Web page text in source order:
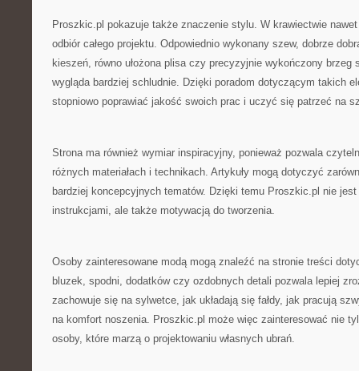
Proszkic.pl pokazuje także znaczenie stylu. W krawiectwie
odbiór całego projektu. Odpowiednio wykonany szew, dobrze
kieszeń, równo ułożona plisa czy precyzyjnie wykończony brzeg
wygląda bardziej schludnie. Dzięki poradom dotyczącym takich
stopniowo poprawiać jakość swoich prac i uczyć się patrzeć na
Strona ma również wymiar inspiracyjny, ponieważ pozwala
różnych materiałach i technikach. Artykuły mogą dotyczyć
bardziej koncepcyjnych tematów. Dzięki temu Proszkic.pl nie
instrukcjami, ale także motywacją do tworzenia.
Osoby zainteresowane modą mogą znaleźć na stronie treści
bluzek, spodni, dodatków czy ozdobnych detali pozwala lepiej
zachowuje się na sylwetce, jak układają się fałdy, jak pracują
na komfort noszenia. Proszkic.pl może więc zainteresować nie
osoby, które marzą o projektowaniu własnych ubrań.